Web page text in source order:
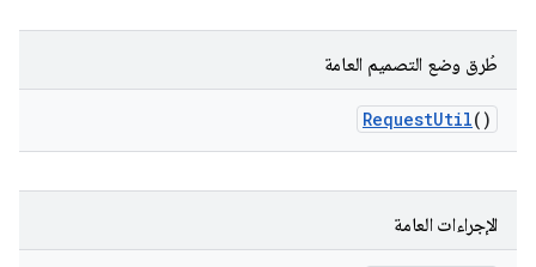
طُرق وضع التصميم العامة
RequestUtil()
الإجراءات العامة